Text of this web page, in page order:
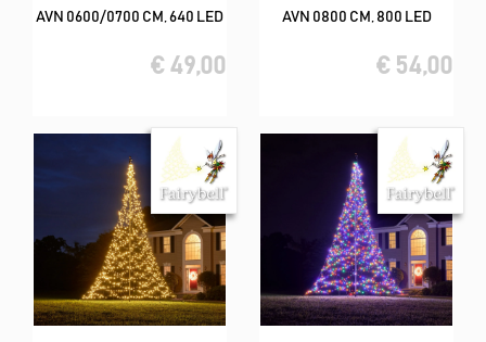
AVN 0600/0700 CM, 640 LED
€ 49,00
AVN 0800 CM, 800 LED
€ 54,00